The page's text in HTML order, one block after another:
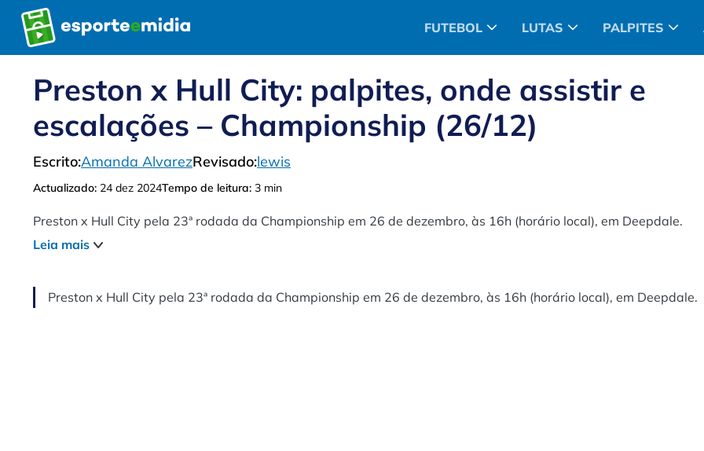
Pular
para
o
FUTEBOL LUTAS PALPITES
Preston x Hull City: palpites, onde assistir e
escalações – Championship (26/12)
Escrito:Amanda AlvarezRevisado:lewis
Actualizado: 24 dez 2024Tempo de leitura: 3 min
Preston x Hull City pela 23ª rodada da Championship em 26 de dezembro, às 16h (horário local), em Deepdale.
Leia mais
Preston x Hull City pela 23ª rodada da Championship em 26 de dezembro, às 16h (horário local), em Deepdale.